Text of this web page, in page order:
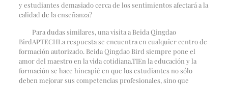
y estudiantes demasiado cerca de los sentimientos afectará a la
calidad de la enseñanza?
Para dudas similares, una visita a Beida Qingdao
BirdAPTECHLa respuesta se encuentra en cualquier centro de
formación autorizado. Beida Qingdao Bird siempre pone el
amor del maestro en la vida cotidiana.TIEn la educación y la
formación se hace hincapié en que los estudiantes no sólo
deben mejorar sus competencias profesionales, sino que